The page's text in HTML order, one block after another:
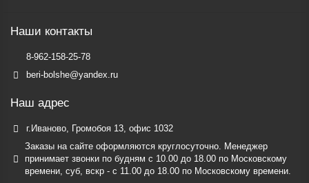
Наши контакты
8-962-158-25-78
beri-bolshe@yandex.ru
Наш адрес
г.Иваново, Громобоя 13, офис 1032
Заказы на сайте оформляются круглосуточно. Менеджер
принимает звонки по будням c 10.00 до 18.00 по Московскому
времени, суб, вскр - с 11.00 до 18.00 по Московскому времени.